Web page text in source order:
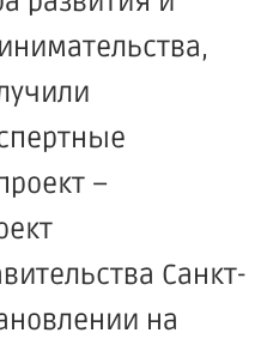
–
Санкт-
на